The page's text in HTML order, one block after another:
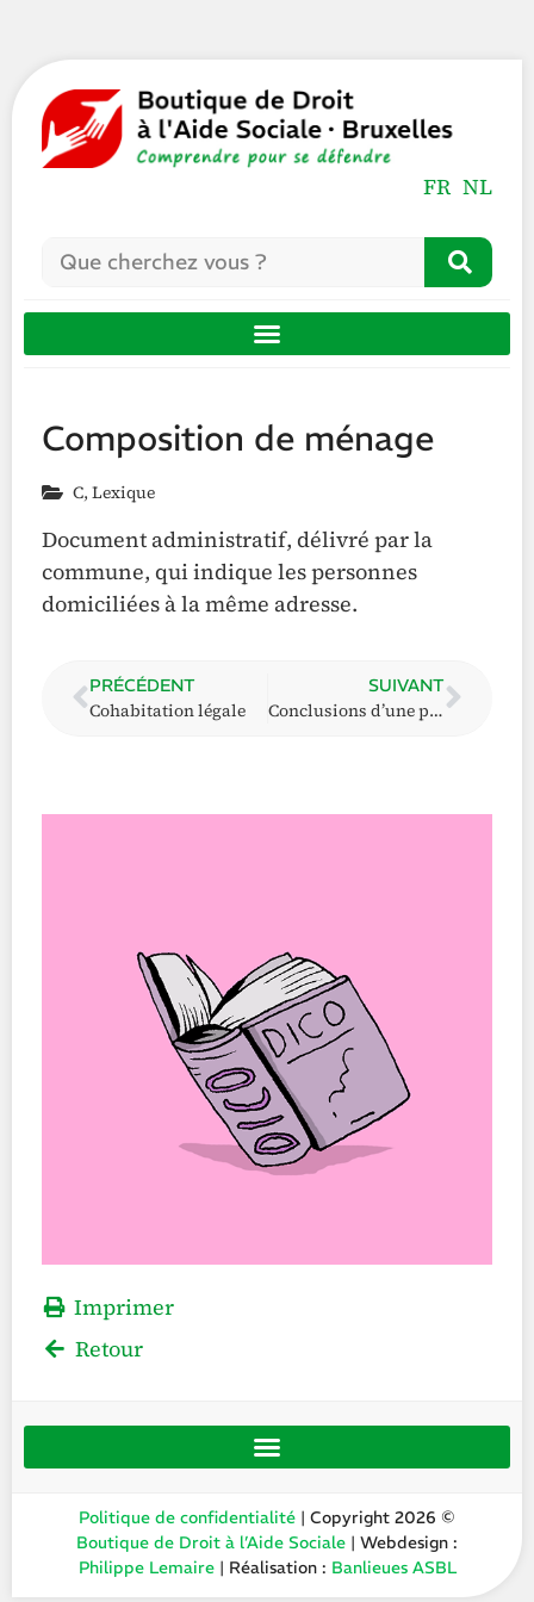
FR NL
Composition de ménage
C, Lexique
Document administratif, délivré par la
commune, qui indique les personnes
domiciliées à la même adresse.
PRÉCÉDENT
Cohabitation légale
SUIVANT
Conclusions d’une partie
Imprimer
Retour
Politique de confidentialité | Copyright 2026 ©
Boutique de Droit à l’Aide Sociale | Webdesign :
Philippe Lemaire| Réalisation : Banlieues ASBL